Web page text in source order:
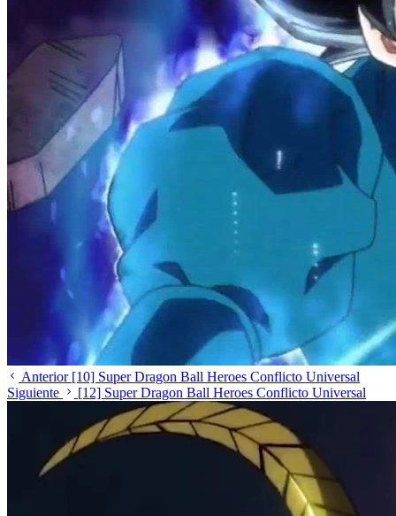
Anterior [10] Super Dragon Ball Heroes Conflicto Universal
Siguiente
[12] Super Dragon Ball Heroes Conflicto Universal